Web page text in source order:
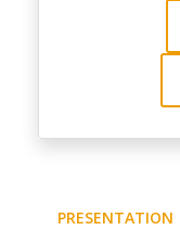
PRESENTATION